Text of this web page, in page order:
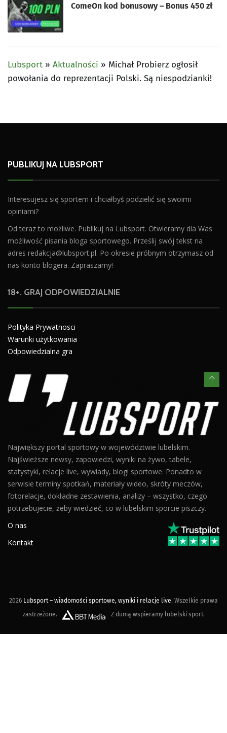
ComeOn kod bonusowy – Bonus 450 zł
Lubsport » Aktualności » Michał Probierz ogłosił
powołania do reprezentacji Polski. Są niespodzianki!
PUBLIKUJ NA LUBSPORT
Interesujesz się sportem i chciałbyś podzielić się swoimi
opiniami?
Od teraz to możliwe. Publikuj na Lubsport. Otwieramy dla Was
możliwość pisania bloga sportowego. Prześlij swój tekst na
adres redakcja@lubsport.pl. Po okresie próbnym otrzymasz od
nas konto blogera. Zapraszamy!
18+. GRAJ ODPOWIEDZIALNIE
Polityka Prywatnosci
Warunki użytkowania
Odpowiedzialna gra
Największy portal sportowy w województwie lubelskim.
Najświeższe newsy, zapowiedzi, wyniki na żywo, tabele,
statystyki, relacje live, wywiady, blogi sportowe. Ponadto w
serwisie terminy spotkań, materiały wideo, skróty meczów,
fotorelacje, dokładne zestawienia, analizy – wszystko, czego
potrzebujecie, żeby wiedzieć, co w lubelskim sporcie piszczy.
O nas
Kontakt
2026 Lubsport – wiadomości sportowe, wyniki i relacje live. Wszelkie prawa
zastrzeżone.
Z dumą wspieramy lubelski sport.